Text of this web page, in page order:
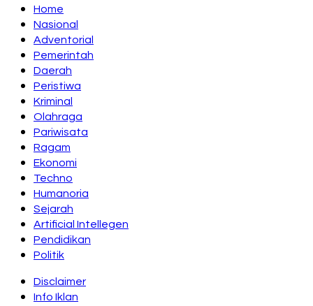
Home
Nasional
Adventorial
Pemerintah
Daerah
Peristiwa
Kriminal
Olahraga
Pariwisata
Ragam
Ekonomi
Techno
Humanoria
Sejarah
Artificial Intellegen
Pendidikan
Politik
Disclaimer
Info Iklan